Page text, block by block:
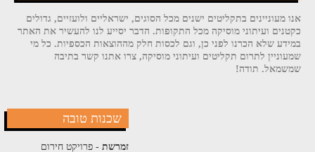
אנו מעוניינים בתקליטים ישנים מכל הסוגים, ישראליים ולועזיים, גדולים
כקטנים ועיתוני מוסיקה מכל התקופות. הדבר יסייע לנו להעשיר את האתר
במידע שלא הכרנו לפני כן, וגם לכסות חלק מההוצאות הכספיות. כל מי
שמעוניין לתרום תקליטים ועיתוני מוסיקה, צרו אתנו קשר בתיבה
שמשמאל. תודה!
שכנות טובה
זמרשת- פרויקט חירום